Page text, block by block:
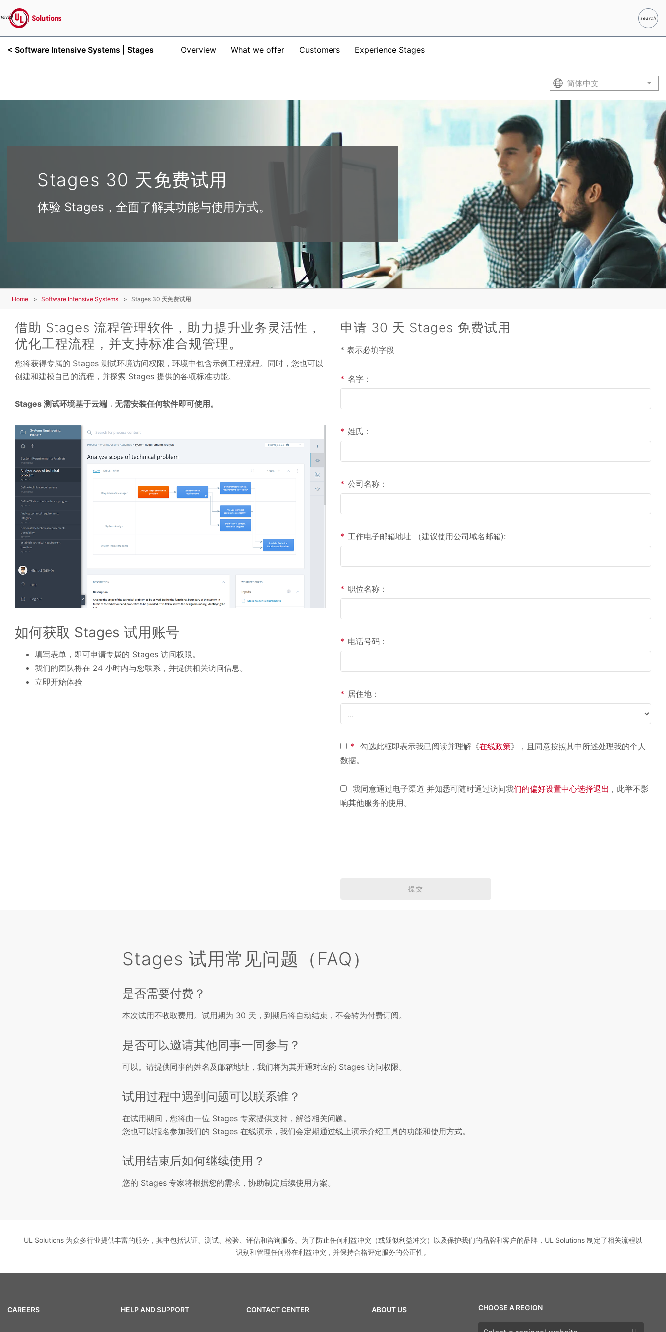
UL Solutions
searchSearch
< Software Intensive Systems | Stages Overview What we offer Customers Experience Stages
简体中文 List
Stages 30 天免费试用
体验 Stages，全面了解其功能与使用方式。
Home Software Intensive Systems Stages 30 天免费试用
借助 Stages 流程管理软件，助力提升业务灵活性，
优化工程流程，并支持标准合规管理。
您将获得专属的 Stages 测试环境访问权限，环境中包含示例工程流程。同时，您也可以
创建和建模自己的流程，并探索 Stages 提供的各项标准功能。
Stages 测试环境基于云端，无需安装任何软件即可使用。
如何获取 Stages 试用账号
填写表单，即可申请专属的 Stages 访问权限。
我们的团队将在 24 小时内与您联系，并提供相关访问信息。
立即开始体验
申请 30 天 Stages 免费试用
* 表示必填字段
* 名字：
* 姓氏：
* 公司名称：
* 工作电子邮箱地址 （建议使用公司域名邮箱):
* 职位名称：
* 电话号码：
* 居住地：
* 勾选此框即表示我已阅读并理解《在线政策》，且同意按照其中所述处理我的个人
数据。
我同意通过电子渠道 并知悉可随时通过访问我们的偏好设置中心选择退出 ，此举不影
响其他服务的使用。
提交
Stages 试用常见问题（FAQ）
是否需要付费？
本次试用不收取费用。试用期为 30 天，到期后将自动结束，不会转为付费订阅。
是否可以邀请其他同事一同参与？
可以。请提供同事的姓名及邮箱地址，我们将为其开通对应的 Stages 访问权限。
试用过程中遇到问题可以联系谁？
在试用期间，您将由一位 Stages 专家提供支持，解答相关问题。
您也可以报名参加我们的 Stages 在线演示，我们会定期通过线上演示介绍工具的功能和使用方式。
试用结束后如何继续使用？
您的 Stages 专家将根据您的需求，协助制定后续使用方案。
UL Solutions 为众多行业提供丰富的服务，其中包括认证、测试、检验、评估和咨询服务。为了防止任何利益冲突（或疑似利益冲突）以及保护我们的品牌和客户的品牌，UL Solutions 制定了相关流程以
识别和管理任何潜在利益冲突，并保持合格评定服务的公正性。
CAREERS HELP AND SUPPORT CONTACT CENTER ABOUT US CHOOSE A REGION
Choose a region